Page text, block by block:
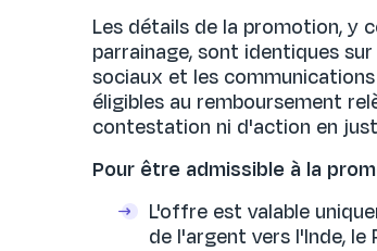
Les détails de la promotion, y
parrainage, sont identiques
sociaux et les
éligibles au remboursement
contestation ni d'action en
Pour être admissible à la
L'offre est valable
de l'argent vers l'Inde, le